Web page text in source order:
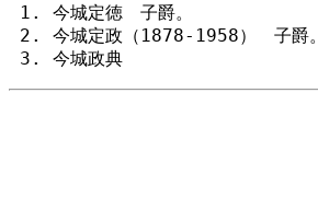
今城定徳 子爵。
今城定政（1878-1958） 子爵。
今城政典